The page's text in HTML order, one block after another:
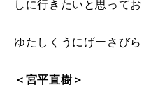
しに行きたいと思ってお
ゆたしくうにげーさびら
＜宮平直樹＞